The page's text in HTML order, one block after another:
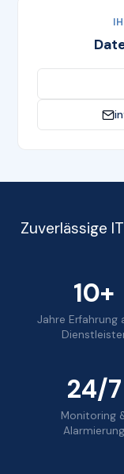
Zuverlässige
10+
Jahre Erfahrung
24/7
Monitoring
Alarmierung